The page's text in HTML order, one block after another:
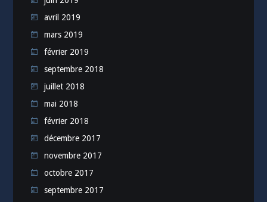
avril 2019
mars 2019
février 2019
septembre 2018
juillet 2018
mai 2018
février 2018
décembre 2017
novembre 2017
octobre 2017
septembre 2017